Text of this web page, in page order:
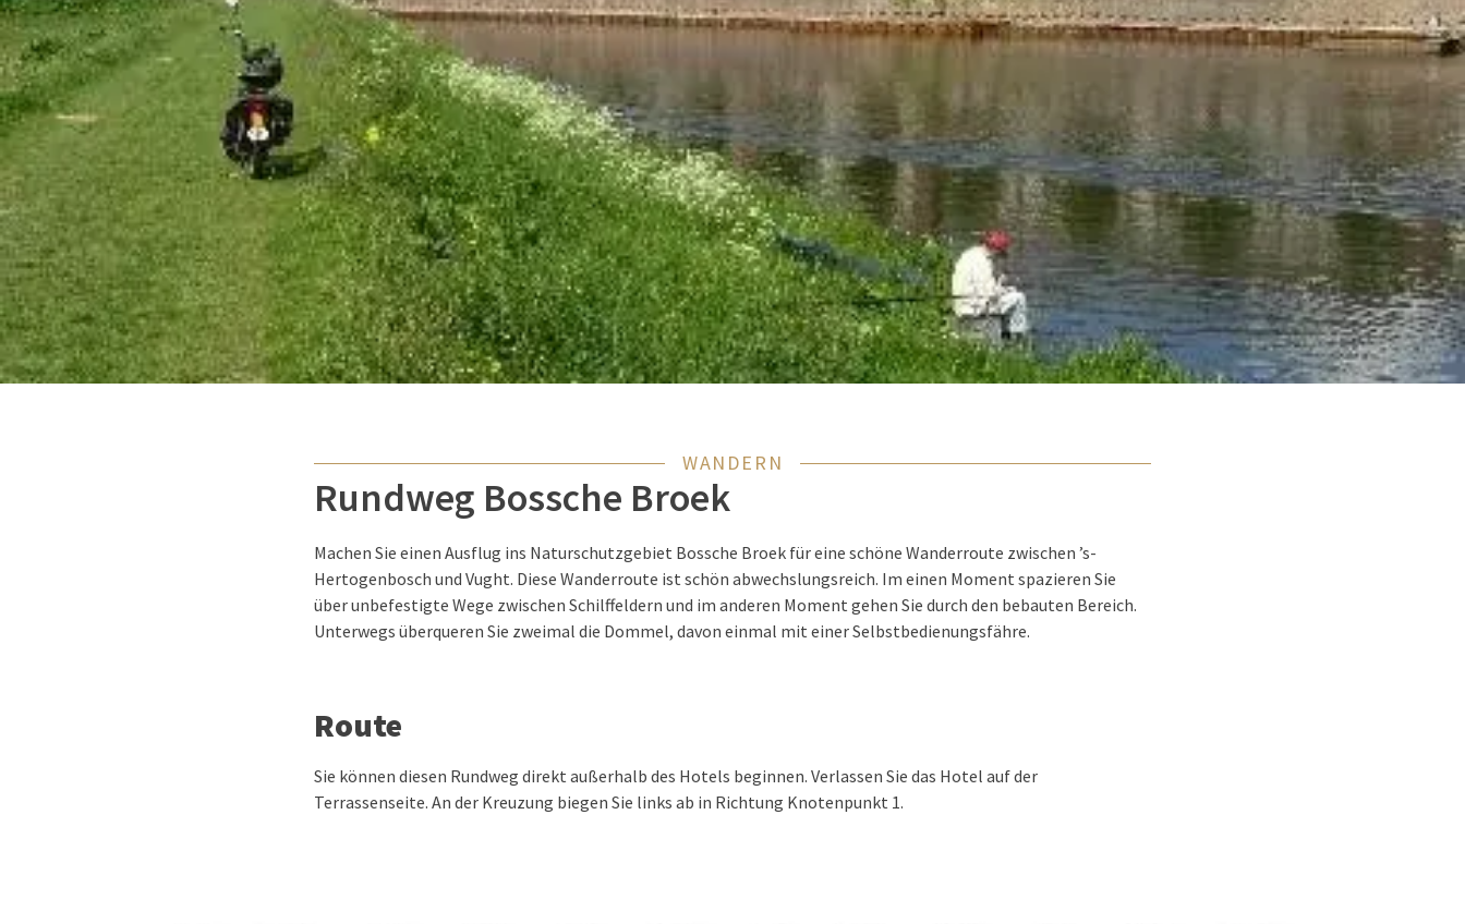
WANDERN
Rundweg Bossche Broek
Machen Sie einen Ausflug ins Naturschutzgebiet Bossche Broek für eine schöne Wanderroute zwischen ’s-
Hertogenbosch und Vught. Diese Wanderroute ist schön abwechslungsreich. Im einen Moment spazieren Sie
über unbefestigte Wege zwischen Schilffeldern und im anderen Moment gehen Sie durch den bebauten Bereich.
Unterwegs überqueren Sie zweimal die Dommel, davon einmal mit einer Selbstbedienungsfähre.
Route
Sie können diesen Rundweg direkt außerhalb des Hotels beginnen. Verlassen Sie das Hotel auf der
Terrassenseite. An der Kreuzung biegen Sie links ab in Richtung Knotenpunkt 1.